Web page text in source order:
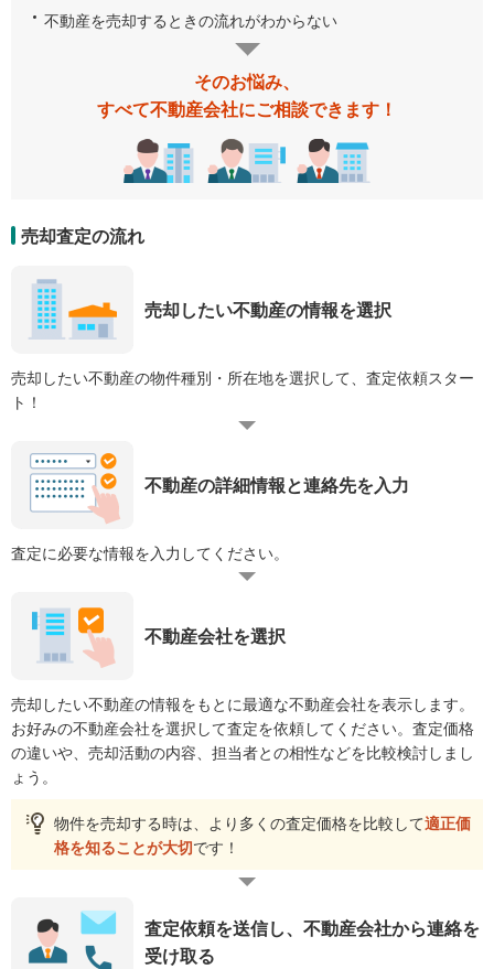
不動産を売却するときの流れがわからない
そのお悩み、
すべて不動産会社にご相談できます！
売却査定の流れ
売却したい不動産の情報を選択
売却したい不動産の物件種別・所在地を選択して、査定依頼スター
ト！
不動産の詳細情報と連絡先を入力
査定に必要な情報を入力してください。
不動産会社を選択
売却したい不動産の情報をもとに最適な不動産会社を表示します。
お好みの不動産会社を選択して査定を依頼してください。査定価格
の違いや、売却活動の内容、担当者との相性などを比較検討しまし
ょう。
物件を売却する時は、より多くの査定価格を比較して適正価
格を知ることが大切です！
査定依頼を送信し、不動産会社から連絡を
受け取る